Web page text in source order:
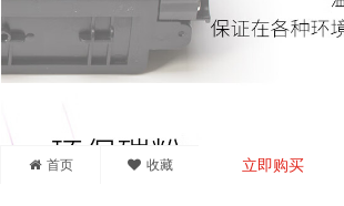
首页 收藏 立即购买